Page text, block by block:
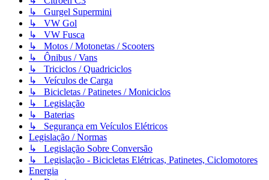
↳ Gurgel Supermini
↳ VW Gol
↳ VW Fusca
↳ Motos / Motonetas / Scooters
↳ Ônibus / Vans
↳ Triciclos / Quadriciclos
↳ Veículos de Carga
↳ Bicicletas / Patinetes / Moniciclos
↳ Legislação
↳ Baterias
↳ Segurança em Veículos Elétricos
Legislação / Normas
↳ Legislação Sobre Conversão
↳ Legislação - Bicicletas Elétricas, Patinetes, Ciclomotores
Energia